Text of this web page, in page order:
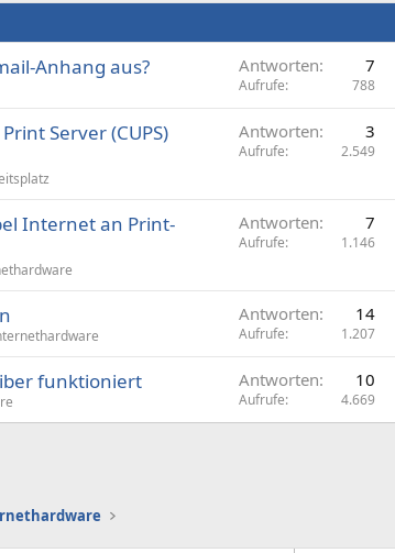
Anhang aus? Antworten 7
Aufrufe 788
Server (CUPS)
Antworten 3
Aufrufe 2.549
Internet an Print-
Antworten 7
Aufrufe 1.146
Antworten 14
Aufrufe 1.207
funktioniert Antworten 10
Aufrufe 4.669